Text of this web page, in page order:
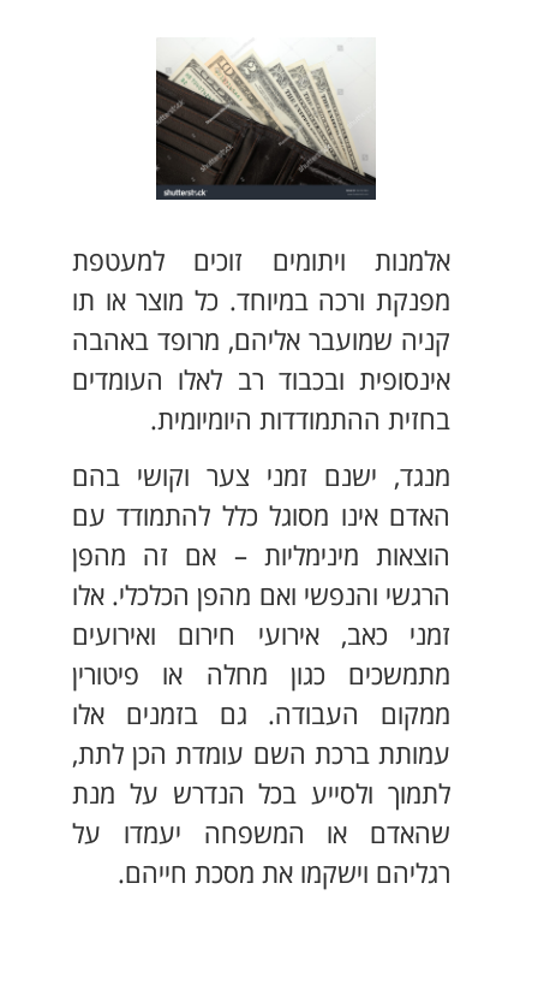
אלמנות ויתומים זוכים למעטפת
מפנקת ורכה במיוחד. כל מוצר או תו
קניה שמועבר אליהם, מרופד באהבה
אינסופית ובכבוד רב לאלו העומדים
בחזית ההתמודדות היומיומית.
מנגד, ישנם זמני צער וקושי בהם
האדם אינו מסוגל כלל להתמודד עם
הוצאות מינימליות – אם זה מהפן
הרגשי והנפשי ואם מהפן הכלכלי. אלו
זמני כאב, אירועי חירום ואירועים
מתמשכים כגון מחלה או פיטורין
ממקום העבודה. גם בזמנים אלו
עמותת ברכת השם עומדת הכן לתת,
לתמוך ולסייע בכל הנדרש על מנת
שהאדם או המשפחה יעמדו על
רגליהם וישקמו את מסכת חייהם.